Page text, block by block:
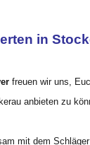
in
freuen wir uns,
anbieten zu
mit dem